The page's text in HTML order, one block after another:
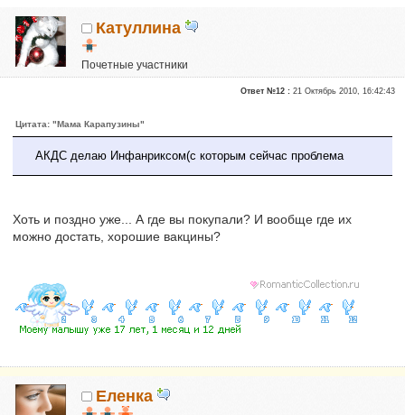
Катуллина
Почетные участники
Ответ №12 :21 Октябрь 2010, 16:42:43
Цитата: "Мама Карапузины"
АКДС делаю Инфанриксом(с которым сейчас проблема
Хоть и поздно уже... А где вы покупали? И вообще где их
можно достать, хорошие вакцины?
Еленка